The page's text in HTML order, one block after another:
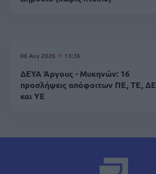
06 Αυγ 2026 13:36
ΔΕΥΑ Άργους - Μυκηνών: 16
προσλήψεις απόφοιτων ΠΕ, ΤΕ, ΔΕ
και ΥΕ